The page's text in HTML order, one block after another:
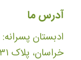
آدرس ما
ادبستان
خراسان، پلاک ۳۱